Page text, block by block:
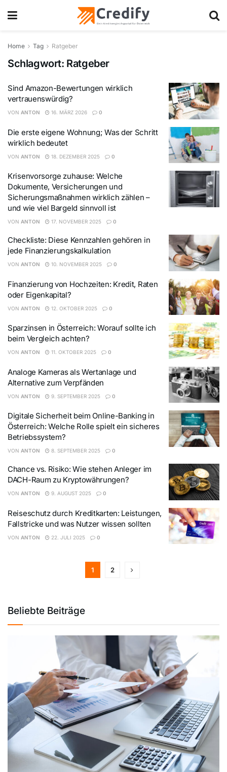
Home Tag Ratgeber
Schlagwort: Ratgeber
Sind Amazon-Bewertungen wirklich
vertrauenswürdig?
VON ANTON 16. MÄRZ 2026 0
Die erste eigene Wohnung; Was der Schritt
wirklich bedeutet
VON ANTON 18. DEZEMBER 2025 0
Krisenvorsorge zuhause: Welche
Dokumente, Versicherungen und
Sicherungsmaßnahmen wirklich zählen –
und wie viel Bargeld sinnvoll ist
VON ANTON 17. NOVEMBER 2025 0
Checkliste: Diese Kennzahlen gehören in
jede Finanzierungskalkulation
VON ANTON 10. NOVEMBER 2025 0
Finanzierung von Hochzeiten: Kredit, Raten
oder Eigenkapital?
VON ANTON 12. OKTOBER 2025 0
Sparzinsen in Österreich: Worauf sollte ich
beim Vergleich achten?
VON ANTON 11. OKTOBER 2025 0
Analoge Kameras als Wertanlage und
Alternative zum Verpfänden
VON ANTON 9. SEPTEMBER 2025 0
Digitale Sicherheit beim Online-Banking in
Österreich: Welche Rolle spielt ein sicheres
Betriebssystem?
VON ANTON 8. SEPTEMBER 2025 0
Chance vs. Risiko: Wie stehen Anleger im
DACH-Raum zu Kryptowährungen?
VON ANTON 9. AUGUST 2025 0
Reiseschutz durch Kreditkarten: Leistungen,
Fallstricke und was Nutzer wissen sollten
VON ANTON 22. JULI 2025 0
1 2
Beliebte Beiträge